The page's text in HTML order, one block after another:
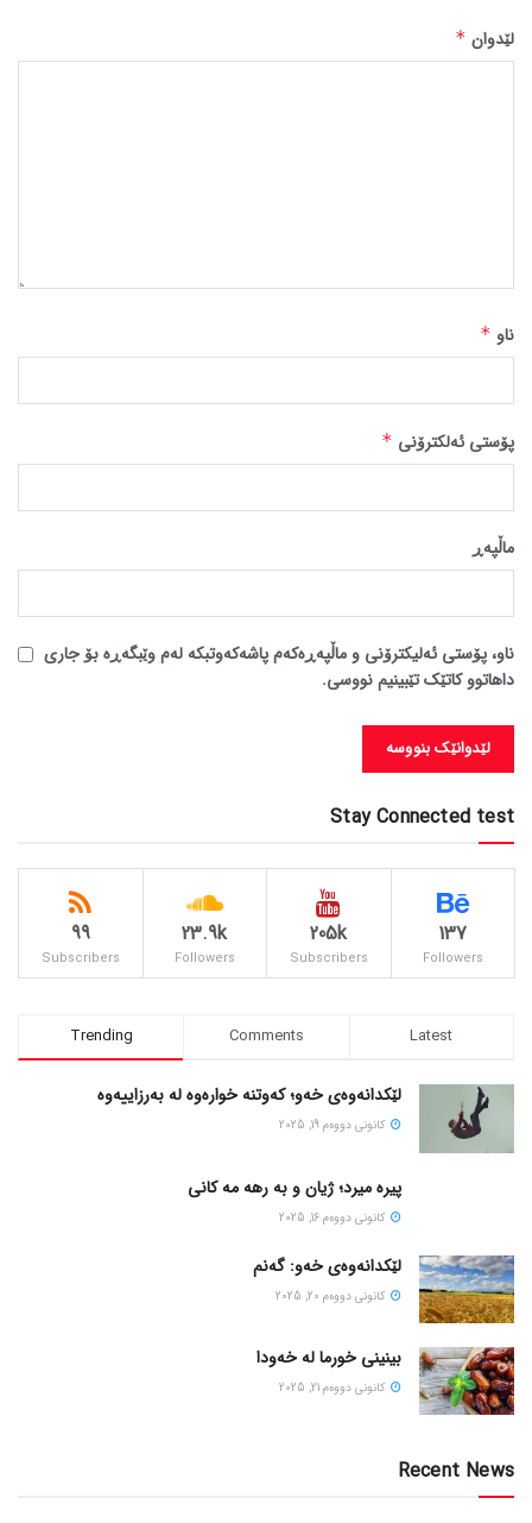
لێدوان *
ناو *
پۆستی ئەلکترۆنی *
ماڵپه‌ڕ
ناو، پۆستی ئەلیکترۆنی و ماڵپەڕەکەم پاشەکەوتبکە لەم وێبگەڕە بۆ جاری
داهاتوو کاتێک تێبینیم نووسی.
Stay Connected test
137
Followers
205k
Subscribers
23.9k
Followers
99
Subscribers
Trending Comments Latest
لێکدانەوەی خەو؛ کەوتنە خوارەوە لە بەرزاییەوە
كانونی دووه‌م 19, 2025
پیره میرد؛ ژیان و به رهه مه کانی
كانونی دووه‌م 16, 2025
لێکدانەوەی خەو: گەنم
كانونی دووه‌م 20, 2025
بینینی خورما لە خەودا
كانونی دووه‌م 21, 2025
Recent News